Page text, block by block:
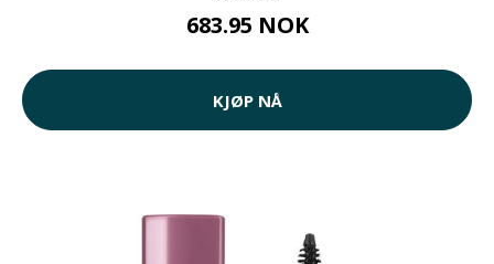
683.95 NOK
KJØP NÅ